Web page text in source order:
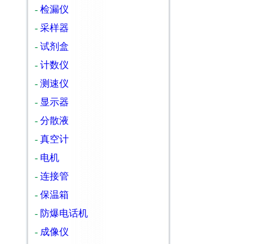
- 检漏仪
- 采样器
- 试剂盒
- 计数仪
- 测速仪
- 显示器
- 分散液
- 真空计
- 电机
- 连接管
- 保温箱
- 防爆电话机
- 成像仪